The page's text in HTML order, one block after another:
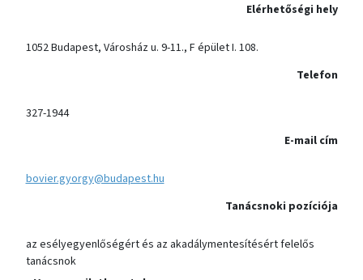
Elérhetőségi hely
1052 Budapest, Városház u. 9-11., F épület I. 108.
Telefon
327-1944
E-mail cím
bovier.gyorgy@budapest.hu
Tanácsnoki pozíciója
az esélyegyenlőségért és az akadálymentesítésért felelős
tanácsnok